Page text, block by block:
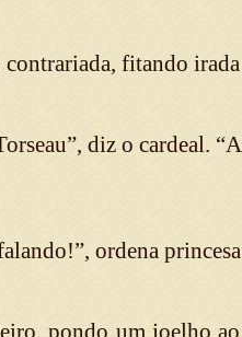
contrariada, fitando
diz o cardeal.
ordena
pondo um joelho